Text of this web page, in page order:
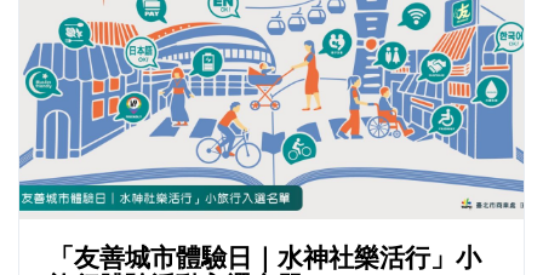
「友善城市體驗日｜水神社樂活行」小